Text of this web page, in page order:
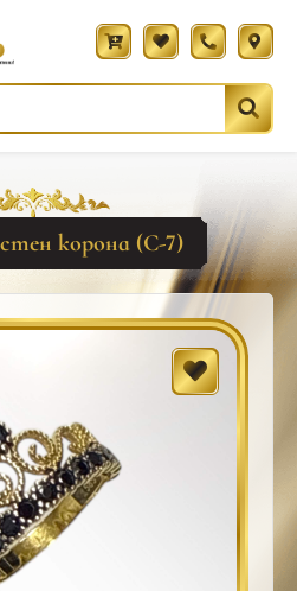
корона (С-7)